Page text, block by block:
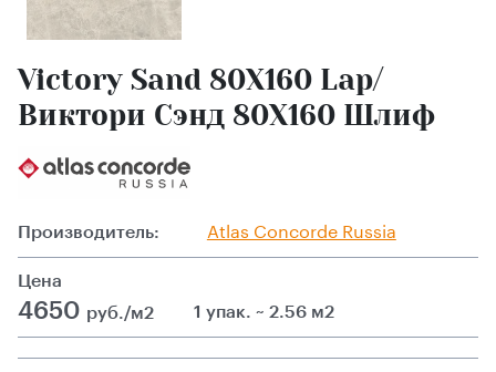
Victory Sand 80X160 Lap/
Виктори Сэнд 80X160 Шлиф
Производитель: Atlas Сoncorde Russia
Цена
4650 руб./м2 1 упак. ~ 2.56 м2